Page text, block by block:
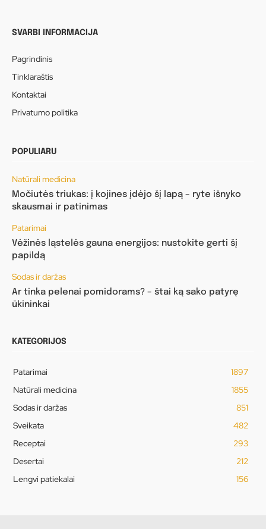
SVARBI INFORMACIJA
Pagrindinis
Tinklaraštis
Kontaktai
Privatumo politika
POPULIARU
Natūrali medicina
Močiutės triukas: į kojines įdėjo šį lapą – ryte išnyko
skausmai ir patinimas
Patarimai
Vėžinės ląstelės gauna energijos: nustokite gerti šį
papildą
Sodas ir daržas
Ar tinka pelenai pomidorams? – štai ką sako patyrę
ūkininkai
KATEGORIJOS
Patarimai
1897
Natūrali medicina
1855
Sodas ir daržas
851
Sveikata
482
Receptai
293
Desertai
212
Lengvi patiekalai
156